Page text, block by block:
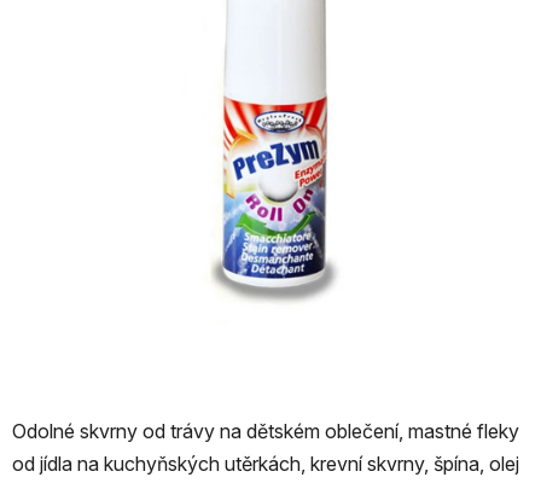
Odolné skvrny od trávy na dětském oblečení, mastné fleky
od jídla na kuchyňských utěrkách, krevní skvrny, špína, olej